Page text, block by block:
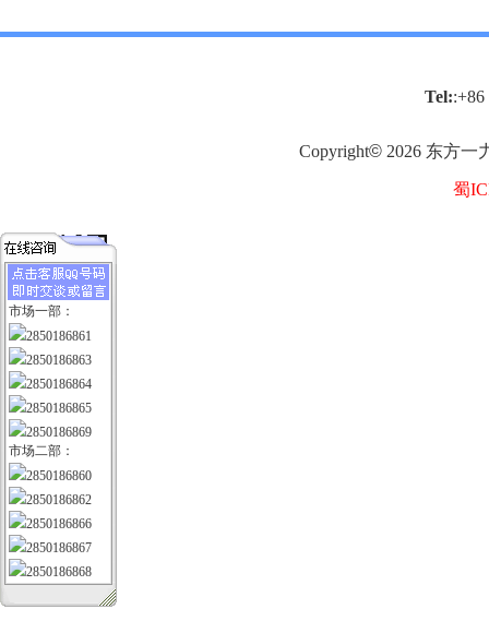
Tel::+86
Copyright© 2026 东方一
蜀
市场一部：
2850186861
2850186863
2850186864
2850186865
2850186869
市场二部：
2850186860
2850186862
2850186866
2850186867
2850186868